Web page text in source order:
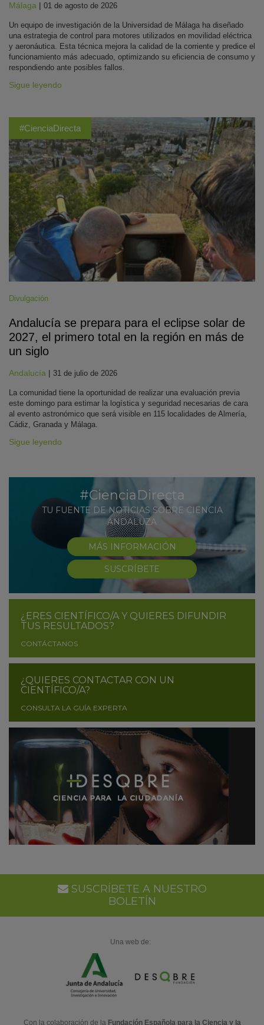
Málaga | 01 de agosto de 2026
Un equipo de investigación de la Universidad de Málaga ha diseñado
una estrategia de control para motores utilizados en movilidad eléctrica
y aeronáutica. Esta técnica mejora la calidad de la corriente y predice el
funcionamiento más adecuado, optimizando su eficiencia de consumo y
respondiendo ante posibles fallos.
Sigue leyendo
#CienciaDirecta
Divulgación
Andalucía se prepara para el eclipse solar de
2027, el primero total en la región en más de
un siglo
Andalucía | 31 de julio de 2026
La comunidad tiene la oportunidad de realizar una evaluación previa
este domingo para estimar la logística y seguridad necesarias de cara
al evento astronómico que será visible en 115 localidades de Almería,
Cádiz, Granada y Málaga.
Sigue leyendo
#CienciaDirecta
TU FUENTE DE NOTICIAS SOBRE CIENCIA
ANDALUZA
MÁS INFORMACIÓN
SUSCRÍBETE
¿ERES CIENTÍFICO/A Y QUIERES DIFUNDIR
TUS RESULTADOS?
CONTÁCTANOS
¿QUIERES CONTACTAR CON UN
CIENTÍFICO/A?
CONSULTA LA GUÍA EXPERTA
SUSCRÍBETE A NUESTRO
BOLETÍN
Una web de:
Con la colaboración de la Fundación Española para la Ciencia y la